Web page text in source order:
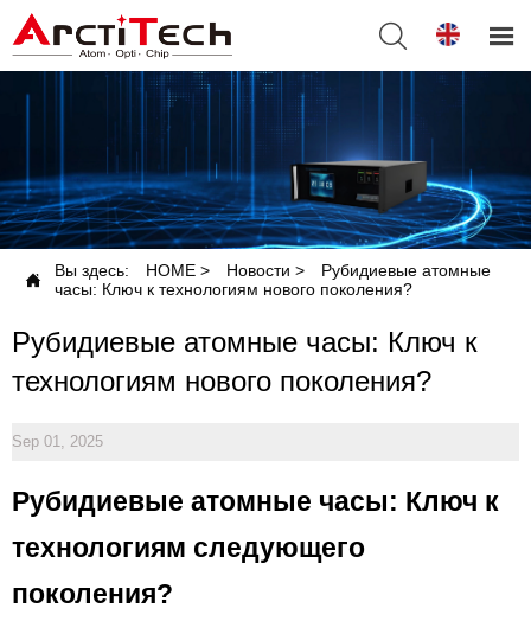
 
 Вы здесь: HOME > Новости >
Рубидиевые атомные
часы: Ключ к технологиям нового поколения?
Рубидиевые атомные часы: Ключ к
технологиям нового поколения?
Sep 01, 2025
Рубидиевые атомные часы: Ключ к
технологиям следующего
поколения?